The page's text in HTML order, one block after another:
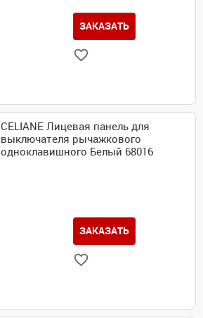
ЗАКАЗАТЬ
CELIANE Лицевая панель для
выключателя рычажкового
одноклавишного Белый 68016
ЗАКАЗАТЬ